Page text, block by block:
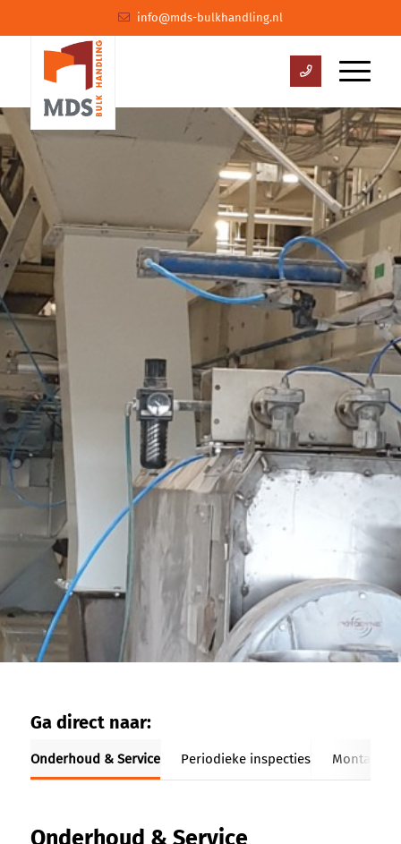
info@mds-bulkhandling.nl
Onderhoud &Service
Ga direct naar:
Onderhoud & Service Periodieke inspecties Montage